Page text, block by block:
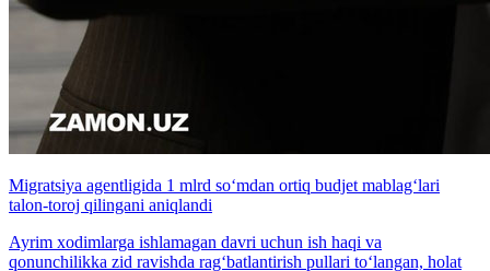
Migratsiya agentligida 1 mlrd so‘mdan ortiq budjet mablag‘lari
talon-toroj qilingani aniqlandi
Ayrim xodimlarga ishlamagan davri uchun ish haqi va
qonunchilikka zid ravishda rag‘batlantirish pullari to‘langan, holat